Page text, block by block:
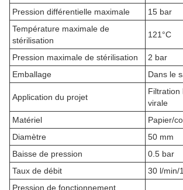
Pression différentielle maximale
15 bar
Température maximale de
stérilisation
121°C
Pression maximale de stérilisation
2 bar
Emballage
Dans le
Application du projet
Filtration
virale
Matériel
Papier/
Diamètre
50 mm
Baisse de pression
0.5 bar
Taux de débit
30 l/min/
Pression de fonctionnement